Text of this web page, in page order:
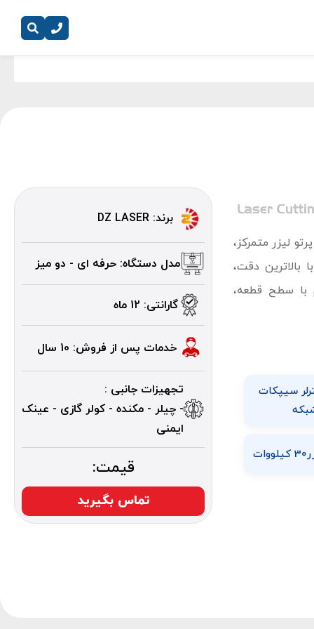
لیزر متمرکز،
بالاترین دقت،
با سطح قطعه،
سیپکات
برند: DZ LASER
مدل دستگاه: حرفه ای - دو میز
گارانتی: 12 ماه
خدمات پس از فروش: 10 سال
تجهیزات جانبی :
- چیلر - مکنده - کولر گازی - عینک
ایمنی
قیمت:
تماس بگیرید